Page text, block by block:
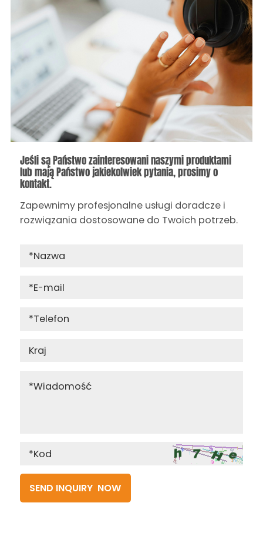
Jeśli są Państwo zainteresowani naszymi produktami
lub mają Państwo jakiekolwiek pytania, prosimy o
kontakt.
Zapewnimy profesjonalne usługi doradcze i
rozwiązania dostosowane do Twoich potrzeb.